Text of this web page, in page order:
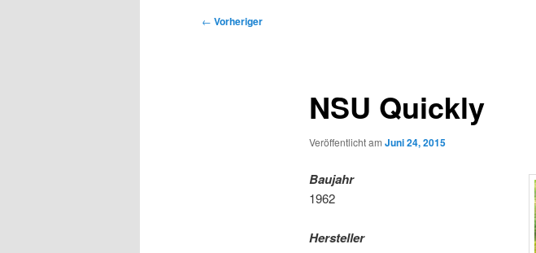
Beitragsnavigation
← Vorheriger
NSU Quickly
Veröffentlicht am Juni 24, 2015
Baujahr
1962
Hersteller